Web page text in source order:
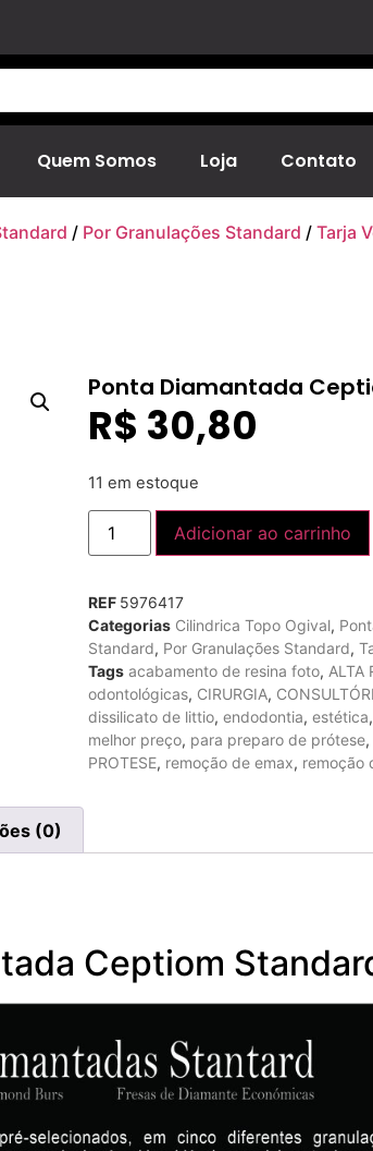
Quem Somos Loja Contato
/ Por Granulações Standard / Tarja
Ponta Diamantada
R$ 30,80
11 em estoque
Adicionar ao carrinho
REF 5976417
Categorias Cilindrica Topo Ogival,
Standard, Por Granulações Standard,
Tags acabamento de resina foto, ALTA
odontológicas, CIRURGIA,
dissilicato de littio, endodontia, estética,
melhor preço, para preparo de prótese,
PROTESE, remoção de emax, remoção
(0)
Ceptiom